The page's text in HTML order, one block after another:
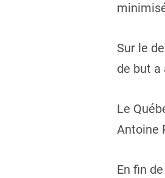
Sur le
de but a
Le
Antoine
En fin